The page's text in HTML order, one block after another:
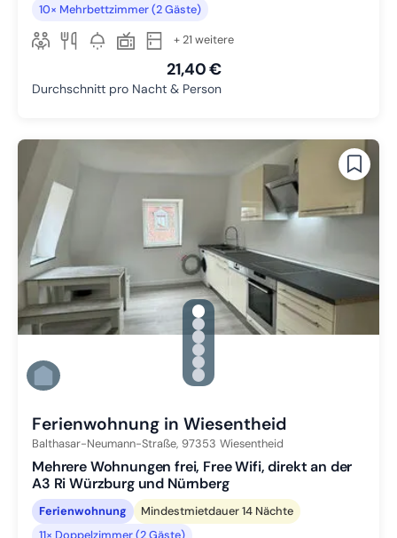
10× Mehrbettzimmer (2 Gäste)
+ 21 weitere
21,40 €
Durchschnitt pro Nacht & Person
gallery.slide_selector
Zu Slide 1 wechseln
Zu Slide 2 wechseln
Zu Slide 3 wechseln
Zu Slide 4 wechseln
Zu Slide 5 wechseln
Zu Slide 6 wechseln
Ferienwohnung in Wiesentheid
Balthasar-Neumann-Straße, 97353 Wiesentheid
Mehrere Wohnungen frei, Free Wifi, direkt an der
A3 Ri Würzburg und Nürnberg
Ferienwohnung
Mindestmietdauer 14 Nächte